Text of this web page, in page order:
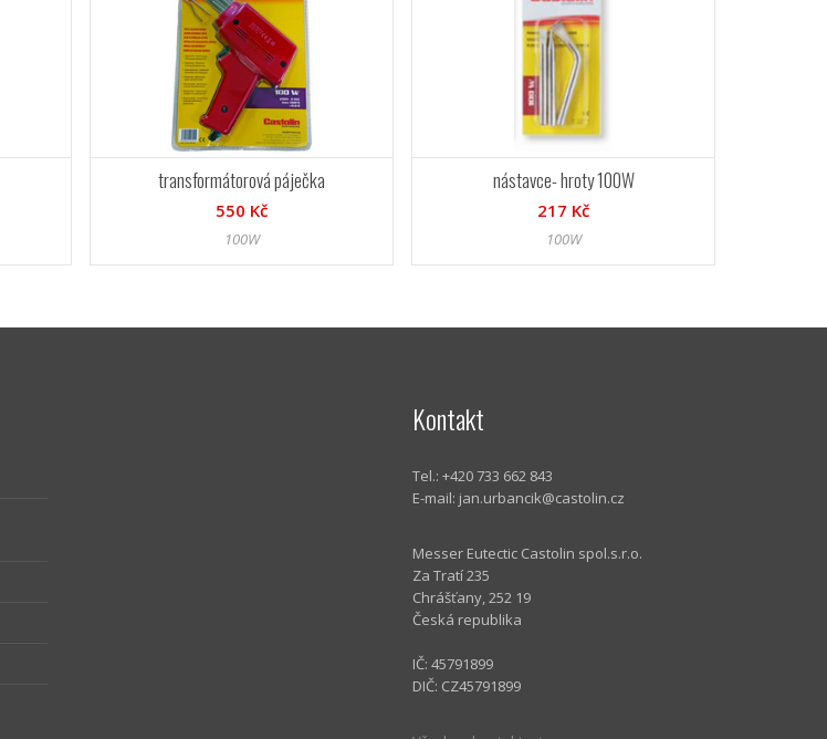
transformátorová páječka
550 Kč
100W
nástavce- hroty 100W
217 Kč
100W
Kontakt
Tel.: +420 733 662 843
E-mail: jan.urbancik@castolin.cz
Messer Eutectic Castolin spol.s.r.o.
Za Tratí 235
Chrášťany, 252 19
Česká republika
IČ: 45791899
DIČ: CZ45791899